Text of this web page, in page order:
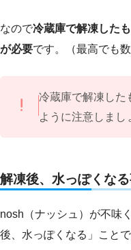
なので冷蔵庫で解凍した
が必要です。（最高でも
冷蔵庫で解凍した
ように注意しまし
解凍後、水っぽくな
nosh（ナッシュ）が不味
後、水っぽくなる」ことで